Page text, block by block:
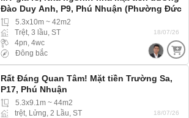
Đào Duy Anh, P9, Phú Nhuận (Phường Đức
Nhuận)5.3x10m ~ 42m2
Trệt, 3 lầu, ST
4pn, 4wc
Đông bắc
18/07/26
Rất Đáng Quan Tâm! Mặt tiền Trường Sa,
P17, Phú Nhuận
5.3x9.1m ~ 44m2
trệt, Lửng, 2 Lầu, ST
18/07/26